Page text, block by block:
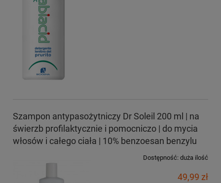
Szampon antypasożytniczy Dr Soleil 200 ml | na
świerzb profilaktycznie i pomocniczo | do mycia
włosów i całego ciała | 10% benzoesan benzylu
Dostępność: duża ilość
49,99 zł